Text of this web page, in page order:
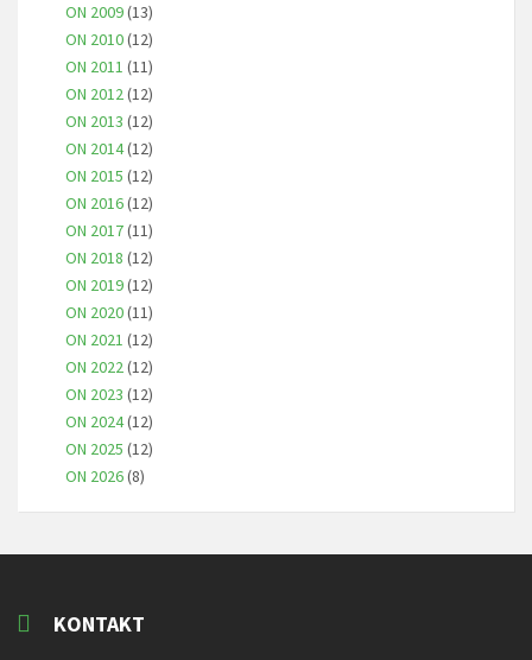
ON 2009(13)
ON 2010(12)
ON 2011 (11)
ON 2012(12)
ON 2013 (12)
ON 2014(12)
ON 2015 (12)
ON 2016(12)
ON 2017(11)
ON 2018 (12)
ON 2019(12)
ON 2020(11)
ON 2021 (12)
ON 2022(12)
ON 2023 (12)
ON 2024(12)
ON 2025 (12)
ON 2026(8)
KONTAKT